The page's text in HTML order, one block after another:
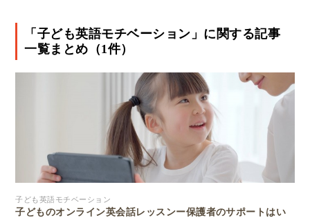
「子ども英語モチベーション」に関する記事
一覧まとめ（1件）
子ども英語モチベーション
子どものオンライン英会話レッスンー保護者のサポートはい